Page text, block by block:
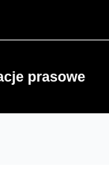
prasowe